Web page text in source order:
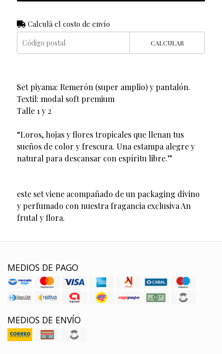
Calculá el costo de envío
CALCULAR
Set piyama: Remerón (super amplio) y pantalón.
Textil: modal soft premium
Talle 1 y 2
“Loros, hojas y flores tropicales que llenan tus
sueños de color y frescura. Una estampa alegre y
natural para descansar con espíritu libre.”
este set viene acompañado de un packaging divino
y perfumado con nuestra fragancia exclusiva An
frutal y flora.
MEDIOS DE PAGO
MEDIOS DE ENVÍO